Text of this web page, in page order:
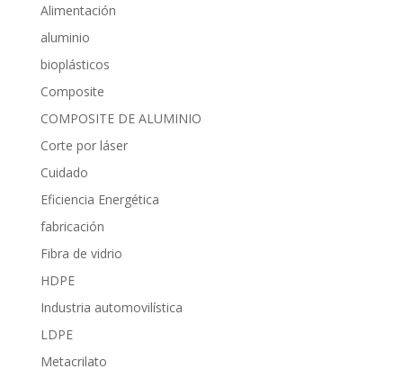
Alimentación
aluminio
bioplásticos
Composite
COMPOSITE DE ALUMINIO
Corte por láser
Cuidado
Eficiencia Energética
fabricación
Fibra de vidrio
HDPE
Industria automovilística
LDPE
Metacrilato